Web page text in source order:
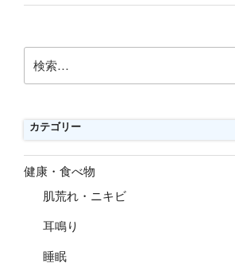
索:
カテゴリー
健康・食べ物
肌荒れ・ニキビ
耳鳴り
睡眠